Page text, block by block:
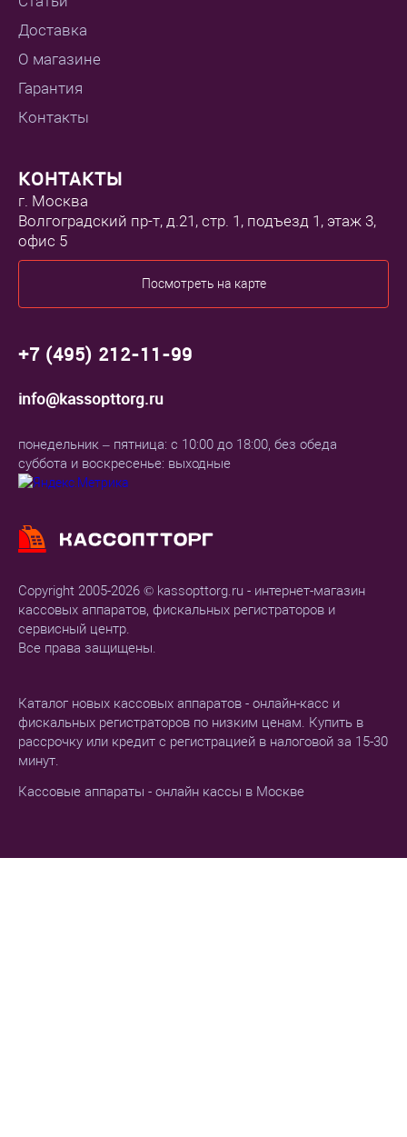
Доставка
О магазине
Гарантия
Контакты
Copyright 2005-2026 © kassopttorg.ru - интернет-магазин
кассовых аппаратов, фискальных регистраторов и
сервисный центр.
Все права защищены.
Каталог новых кассовых аппаратов - онлайн-касс и
фискальных регистраторов по низким ценам. Купить в
рассрочку или кредит с регистрацией в налоговой за 15-30
минут.
Кассовые аппараты - онлайн кассы в Москве
КОНТАКТЫ
г. Москва
Волгоградский пр-т, д.21, стр. 1, подъезд 1, этаж 3,
офис 5
Посмотреть на карте
+7 (495) 212-11-99
info@kassopttorg.ru
понедельник – пятница: с 10:00 до 18:00, без обеда
суббота и воскресенье: выходные